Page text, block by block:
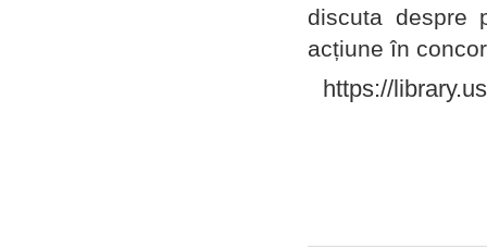
discuta despre
acțiune în
https://